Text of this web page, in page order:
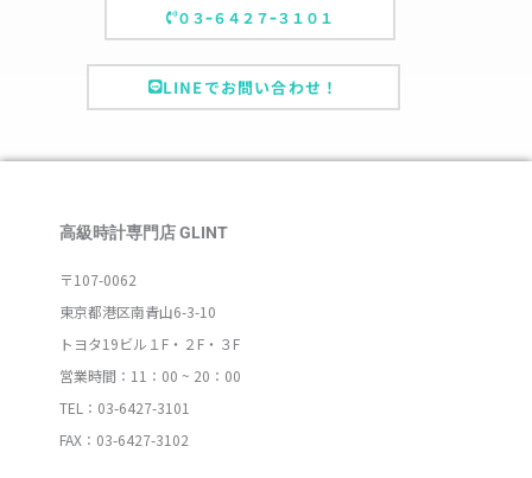
０３ｰ６４２７ｰ３１０１
LINEでお問い合わせ！
高級時計専門店 GLINT
〒107-0062
東京都港区南青山6-3-10
トヨタ19ビル１F・２F・３F
営業時間：11：00 ~ 20：00
TEL：03-6427-3101
FAX：03-6427-3102